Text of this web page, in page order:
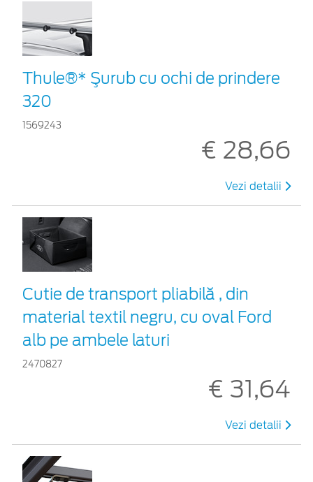
Thule®* Şurub cu ochi de prindere
320
1569243
€ 28,66
Vezi detalii
Cutie de transport pliabilă , din
material textil negru, cu oval Ford
alb pe ambele laturi
2470827
€ 31,64
Vezi detalii